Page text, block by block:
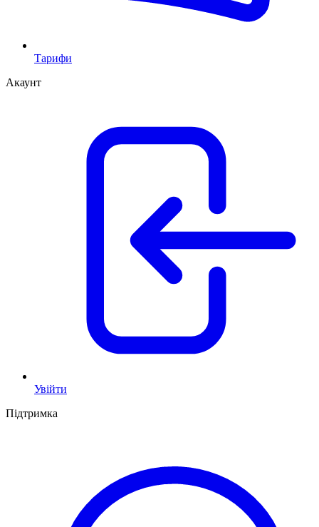
Тарифи
Акаунт
Увійти
Підтримка